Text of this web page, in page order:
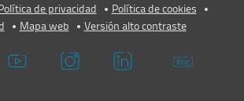
de privacidad
Política de cookies
Mapa web Versión alto contraste